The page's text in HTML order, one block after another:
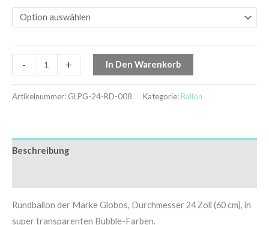
- + In Den Warenkorb
Artikelnummer: GLPG-24-RD-008 Kategorie: Ballon
Beschreibung
Rundballon der Marke Globos, Durchmesser 24 Zoll (60 cm), in
super transparenten Bubble-Farben.